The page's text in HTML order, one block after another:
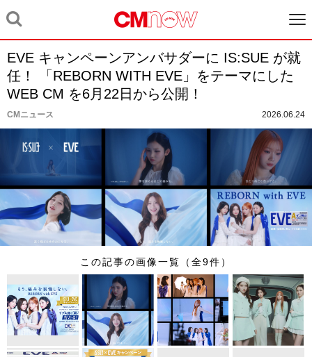
EVE キャンペーンアンバサダーに IS:SUE が就
任！ 「REBORN WITH EVE」をテーマにした
WEB CM を6月22日から公開！
CMニュース 2026.06.24
この記事の画像一覧（全9件）